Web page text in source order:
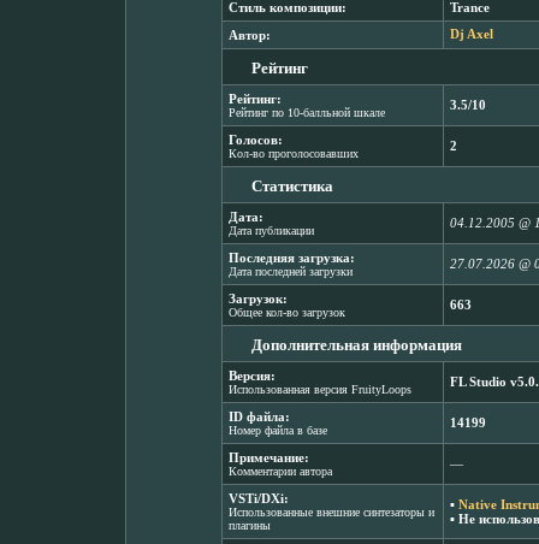
Стиль композиции: Trance
Автор: Dj Axel
Рейтинг
Рейтинг:
Рейтинг по 10-балльной шкале
3.5/10
Голосов:
Кол-во проголосовавших
2
Статистика
Дата:
Дата публикации
04.12.2005 @
Последняя загрузка:
Дата последней загрузки
27.07.2026 @
Загрузок:
Общее кол-во загрузок
663
Дополнительная информация
Версия:
Использованная версия FruityLoops
FL Studio
ID файла:
Номер файла в базе
14199
Примечание:
Комментарии автора
―
VSTi/DXi:
Использованные внешние синтезаторы и
плагины
▪ Native
▪ Не